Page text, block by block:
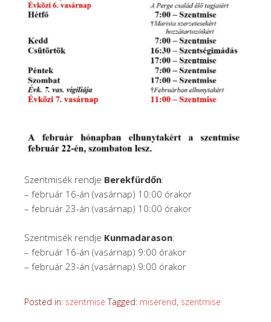
Szentmisék rendje Berekfürdőn:
– február 16-án (vasárnap) 10:00 órakor
– február 23-án (vasárnap) 10:00 órakor
Szentmisék rendje Kunmadarason:
– február 16-án (vasárnap) 9:00 órakor
– február 23-án (vasárnap) 9:00 órakor
Posted in: szentmise Tagged: miserend, szentmise